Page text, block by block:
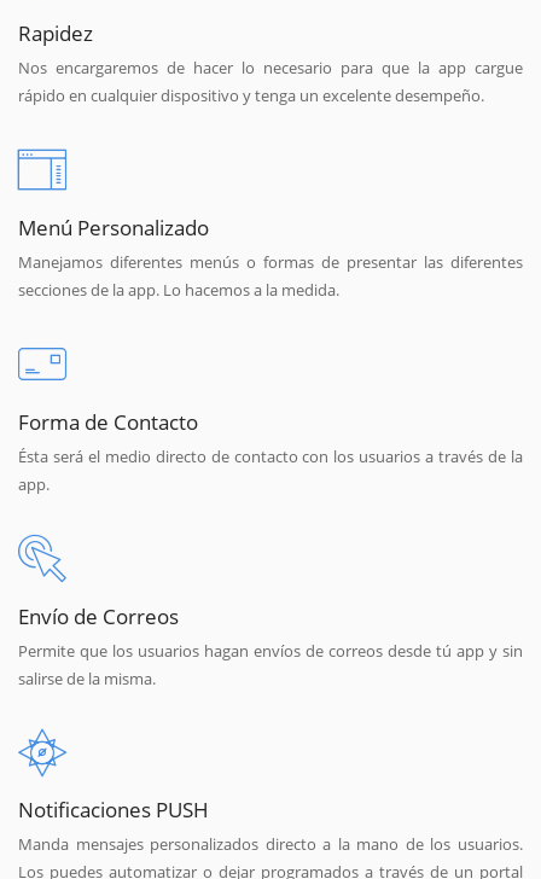
Rapidez
Nos encargaremos de hacer lo necesario para que la app cargue
rápido en cualquier dispositivo y tenga un excelente desempeño.
Menú Personalizado
Manejamos diferentes menús o formas de presentar las diferentes
secciones de la app. Lo hacemos a la medida.
Forma de Contacto
Ésta será el medio directo de contacto con los usuarios a través de la
app.
Envío de Correos
Permite que los usuarios hagan envíos de correos desde tú app y sin
salirse de la misma.
Notificaciones PUSH
Manda mensajes personalizados directo a la mano de los usuarios.
Los puedes automatizar o dejar programados a través de un portal